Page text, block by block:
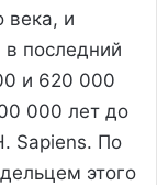
века, и
последний
и 620 000
000 лет до
Sapiens. По
этого